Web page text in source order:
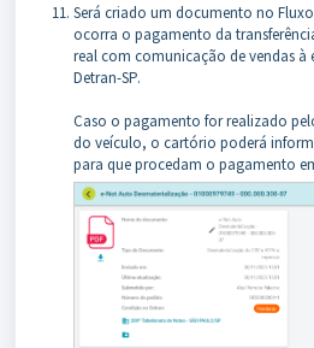
Será criado um documento no
ocorra o pagamento da
real com comunicação de vendas à
Detran-SP.
Caso o pagamento for realizado
do veículo, o cartório poderá
para que procedam o pagamento